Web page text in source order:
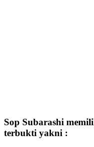
Sop Subarashi
terbukti yakni :